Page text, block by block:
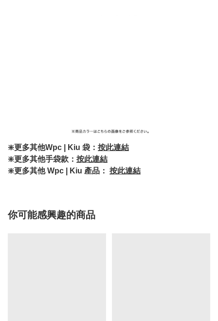
❇️更多其他Wpc | Kiu 袋： 按此連結
❇️更多其他手袋款： 按此連結
❇️更多其他 Wpc | Kiu 產品： 按此連結
你可能感興趣的商品